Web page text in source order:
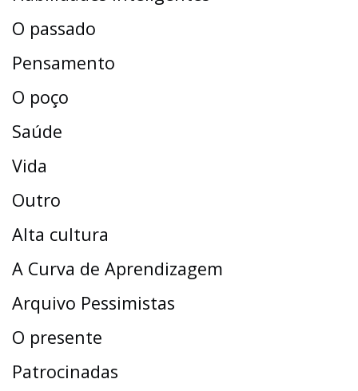
O passado
Pensamento
O poço
Saúde
Vida
Outro
Alta cultura
A Curva de Aprendizagem
Arquivo Pessimistas
O presente
Patrocinadas